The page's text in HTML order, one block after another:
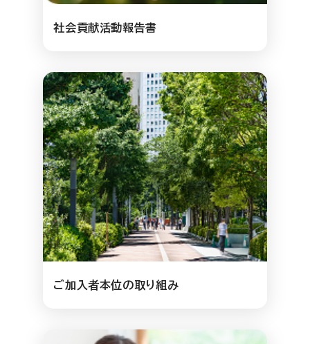
社会貢献活動報告書
ご加入者本位の取り組み